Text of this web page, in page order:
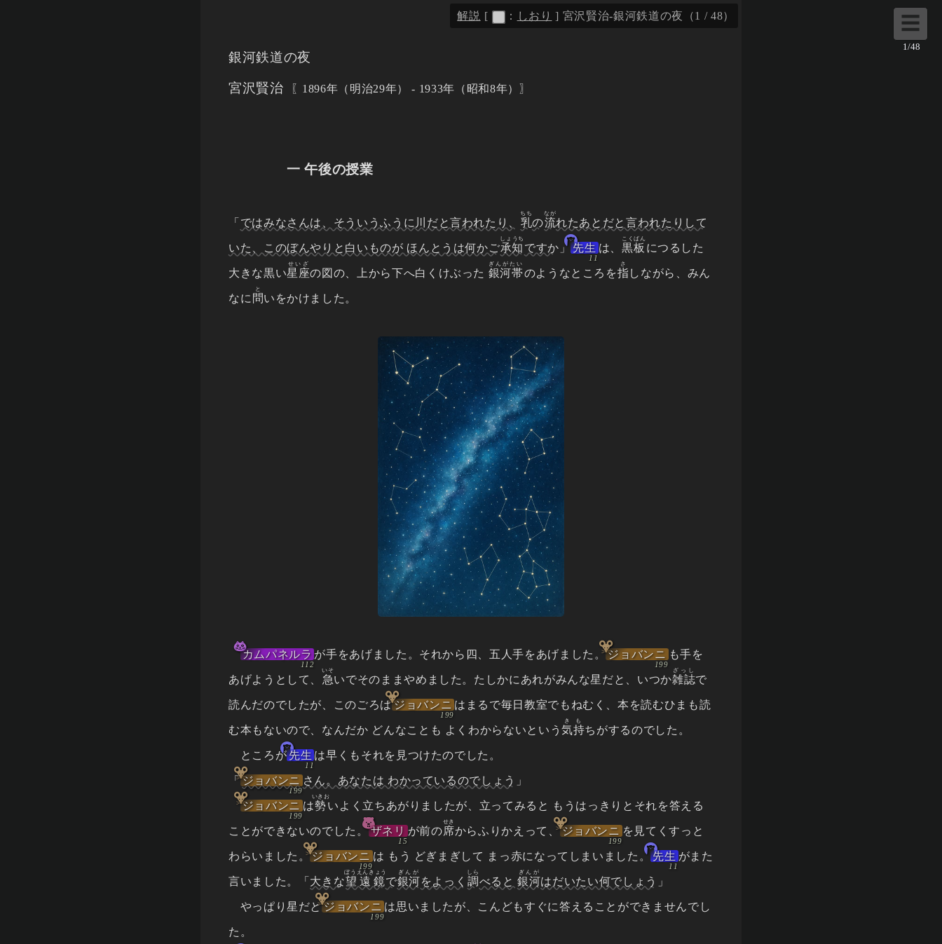
☰
1/48
銀河鉄道の夜
宮沢賢治 1896年（明治29年） - 1933年（昭和8年）
一 午後の授業
「 ではみなさんは、そういうふうに川だと言われたり、 乳
ちち
の流
なが
れたあとだと言われたりして
いた、このぼんやりと白いものが ほんとうは何かご承知
しょうち
ですか 」先生 は、 黒板
こくばん
につるした
大きな黒い星座
せいざ
の図の、上から下へ白くけぶった 銀河帯
ぎんがたい
のようなところを指
さ
しながら、みん
なに 問
と
いをかけました。
カムパネルラ が手をあげました。それから四、五人手をあげました。ジョバンニ も手を
あげようとして、 急
いそ
いでそのままやめました。たしかにあれがみんな星だと、いつか雑誌
ざっし
で
読んだのでしたが、このごろはジョバンニ はまるで毎日教室でもねむく、本を読むひまも読
む本もないので、なんだか どんなことも よくわからないという気持
きも
ちがするのでした。
ところが先生 は早くもそれを見つけたのでした。
「ジョバンニ さん。あなたは わかっているのでしょう 」
ジョバンニ は勢
いきお
いよく立ちあがりましたが、立ってみると もうはっきりとそれを答える
ことができないのでした。ザネリ が前の席
せき
からふりかえって、ジョバンニ を見てくすっと
わらいました。ジョバンニ は もう どぎまぎして まっ赤になってしまいました。先生 がまた
言いました。「 大きな望遠鏡
ぼうえんきょう
で銀河
ぎんが
をよっく 調
しら
べると銀河
ぎんが
はだいたい何でしょう 」
やっぱり星だとジョバンニ は思いましたが、こんどもすぐに答えることができませんでし
た。
解説 [ ： しおり ] 宮沢賢治-銀河鉄道の夜（1 / 48）